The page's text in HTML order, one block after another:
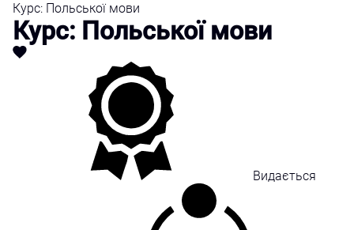
Курс: Польської мови
Курс: Польської мови
Видається